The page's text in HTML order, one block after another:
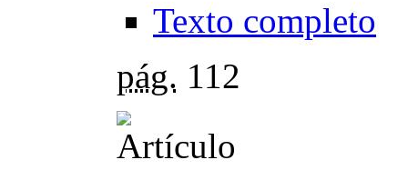
Texto completo
pág. 112